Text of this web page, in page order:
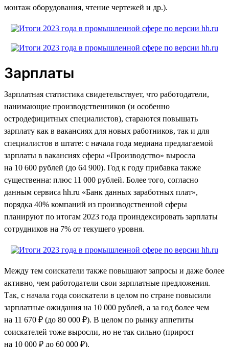
монтаж оборудования, чтение чертежей и др.).
Зарплаты
Зарплатная статистика свидетельствует, что работодатели,
нанимающие производственников (и особенно
остродефицитных специалистов), стараются повышать
зарплату как в вакансиях для новых работников, так и для
специалистов в штате: с начала года медиана предлагаемой
зарплаты в вакансиях сферы «Производство» выросла
на 10 600 рублей (до 64 900). Год к году прибавка также
существенна: плюс 11 000 рублей. Более того, согласно
данным сервиса hh.ru «Банк данных заработных плат»,
порядка 40% компаний из производственной сферы
планируют по итогам 2023 года проиндексировать зарплаты
сотрудников на 7% от текущего уровня.
Между тем соискатели также повышают запросы и даже более
активно, чем работодатели свои зарплатные предложения.
Так, с начала года соискатели в целом по стране повысили
зарплатные ожидания на 10 000 рублей, а за год более чем
на 11 670 ₽ (до 80 000 ₽). В целом по рынку аппетиты
соискателей тоже выросли, но не так сильно (прирост
на 10 000 ₽ до 60 000 ₽).